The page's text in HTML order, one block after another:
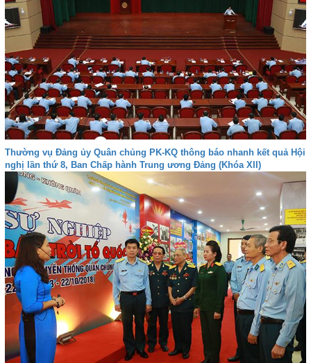
Thường vụ Đảng ủy Quân chủng PK-KQ thông báo nhanh kết quả Hội
nghị lần thứ 8, Ban Chấp hành Trung ương Đảng (Khóa XII)